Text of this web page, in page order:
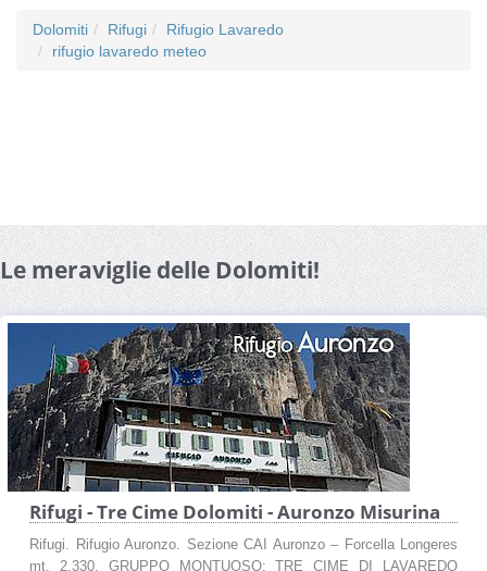
Dolomiti Rifugi
Rifugio Lavaredo
rifugio lavaredo meteo
Le meraviglie delle Dolomiti!
Rifugi - Tre Cime Dolomiti - Auronzo Misurina
Rifugi. Rifugio Auronzo. Sezione CAI Auronzo – Forcella Longeres
mt. 2.330. GRUPPO MONTUOSO: TRE CIME DI LAVAREDO